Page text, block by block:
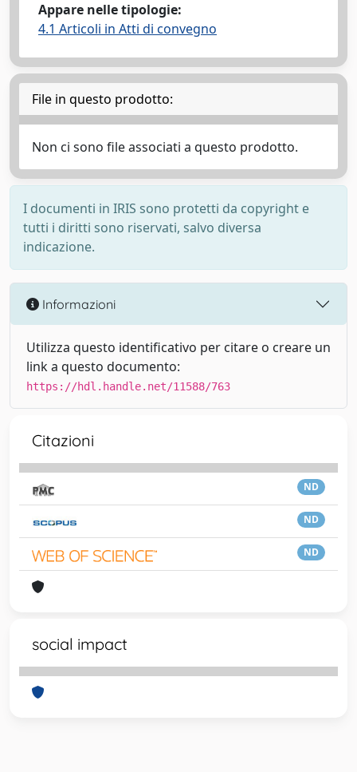
Appare nelle tipologie:
4.1 Articoli in Atti di convegno
File in questo prodotto:
Non ci sono file associati a questo prodotto.
I documenti in IRIS sono protetti da copyright e
tutti i diritti sono riservati, salvo diversa
indicazione.
Informazioni
Utilizza questo identificativo per citare o creare un
link a questo documento:
https://hdl.handle.net/11588/763
Citazioni
ND
ND
ND
social impact